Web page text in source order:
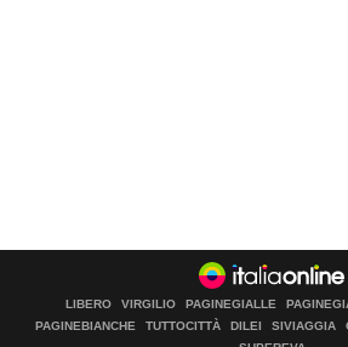
LIBERO VIRGILIO PAGINEGIALLE
PAGINEBIANCHE
TUTTOCITTÀ DILEI SIVIAGGIA